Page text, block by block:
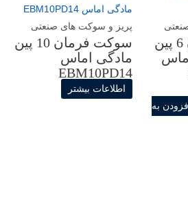
سوکت فرمان 6 پین
افزودن به
پریز و سوکت های صنعتی
سوکت فرمان 10 پین
مادگی اماس
EBM10PD14
اطلاعات بیشتر